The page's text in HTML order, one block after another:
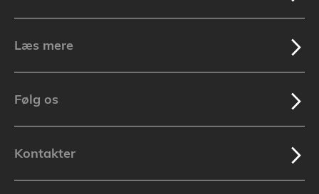
Læs mere
Følg os
Kontakter